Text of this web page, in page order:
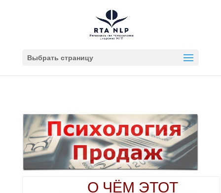
Выбрать страницу
О ЧЁМ ЭТОТ